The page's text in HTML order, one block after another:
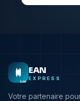
EAN
EAN
EXPRESS
Votre partenaire